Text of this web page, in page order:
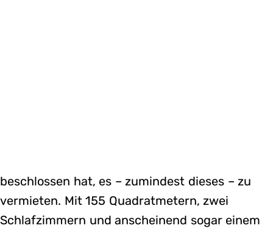
beschlossen hat, es – zumindest dieses – zu
vermieten. Mit 155 Quadratmetern, zwei
Schlafzimmern und anscheinend sogar einem